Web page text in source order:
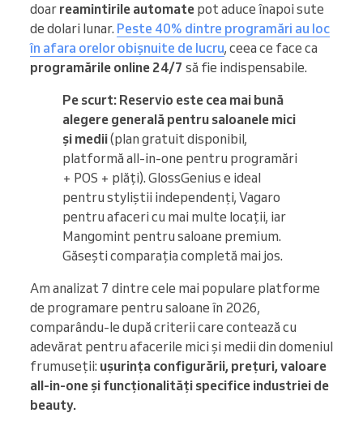
doar reamintirile automate pot aduce înapoi sute
de dolari lunar. Peste 40% dintre programări au loc
în afara orelor obișnuite de lucru, ceea ce face ca
programările online 24/7 să fie indispensabile.
Pe scurt: Reservio este cea mai bună
alegere generală pentru saloanele mici
și medii(plan gratuit disponibil,
platformă all-in-one pentru programări
+ POS + plăți). GlossGenius e ideal
pentru styliștii independenți, Vagaro
pentru afaceri cu mai multe locații, iar
Mangomint pentru saloane premium.
Găsești comparația completă mai jos.
Am analizat 7 dintre cele mai populare platforme
de programare pentru saloane în 2026,
comparându-le după criterii care contează cu
adevărat pentru afacerile mici și medii din domeniul
frumuseții: ușurința configurării, prețuri, valoare
all-in-one și funcționalități specifice industriei de
beauty.